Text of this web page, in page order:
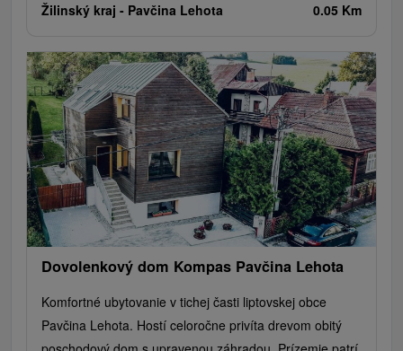
Žilinský kraj - Pavčina Lehota 0.05 Km
Dovolenkový dom Kompas Pavčina Lehota
Komfortné ubytovanie v tichej časti liptovskej obce
Pavčina Lehota. Hostí celoročne privíta drevom obitý